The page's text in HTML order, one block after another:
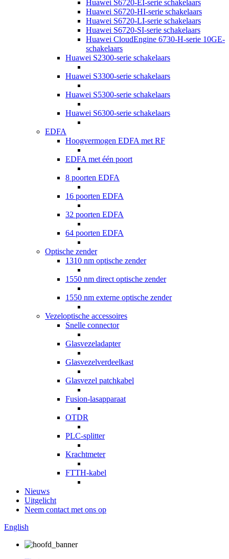
Huawei S6720-EI-serie schakelaars
Huawei S6720-HI-serie schakelaars
Huawei S6720-LI-serie schakelaars
Huawei S6720-SI-serie schakelaars
Huawei CloudEngine 6730-H-serie 10GE-
schakelaars
Huawei S2300-serie schakelaars
Huawei S3300-serie schakelaars
Huawei S5300-serie schakelaars
Huawei S6300-serie schakelaars
EDFA
Hoogvermogen EDFA met RF
EDFA met één poort
8 poorten EDFA
16 poorten EDFA
32 poorten EDFA
64 poorten EDFA
Optische zender
1310 nm optische zender
1550 nm direct optische zender
1550 nm externe optische zender
Vezeloptische accessoires
Snelle connector
Glasvezeladapter
Glasvezelverdeelkast
Glasvezel patchkabel
Fusion-lasapparaat
OTDR
PLC-splitter
Krachtmeter
FTTH-kabel
Nieuws
Uitgelicht
Neem contact met ons op
English